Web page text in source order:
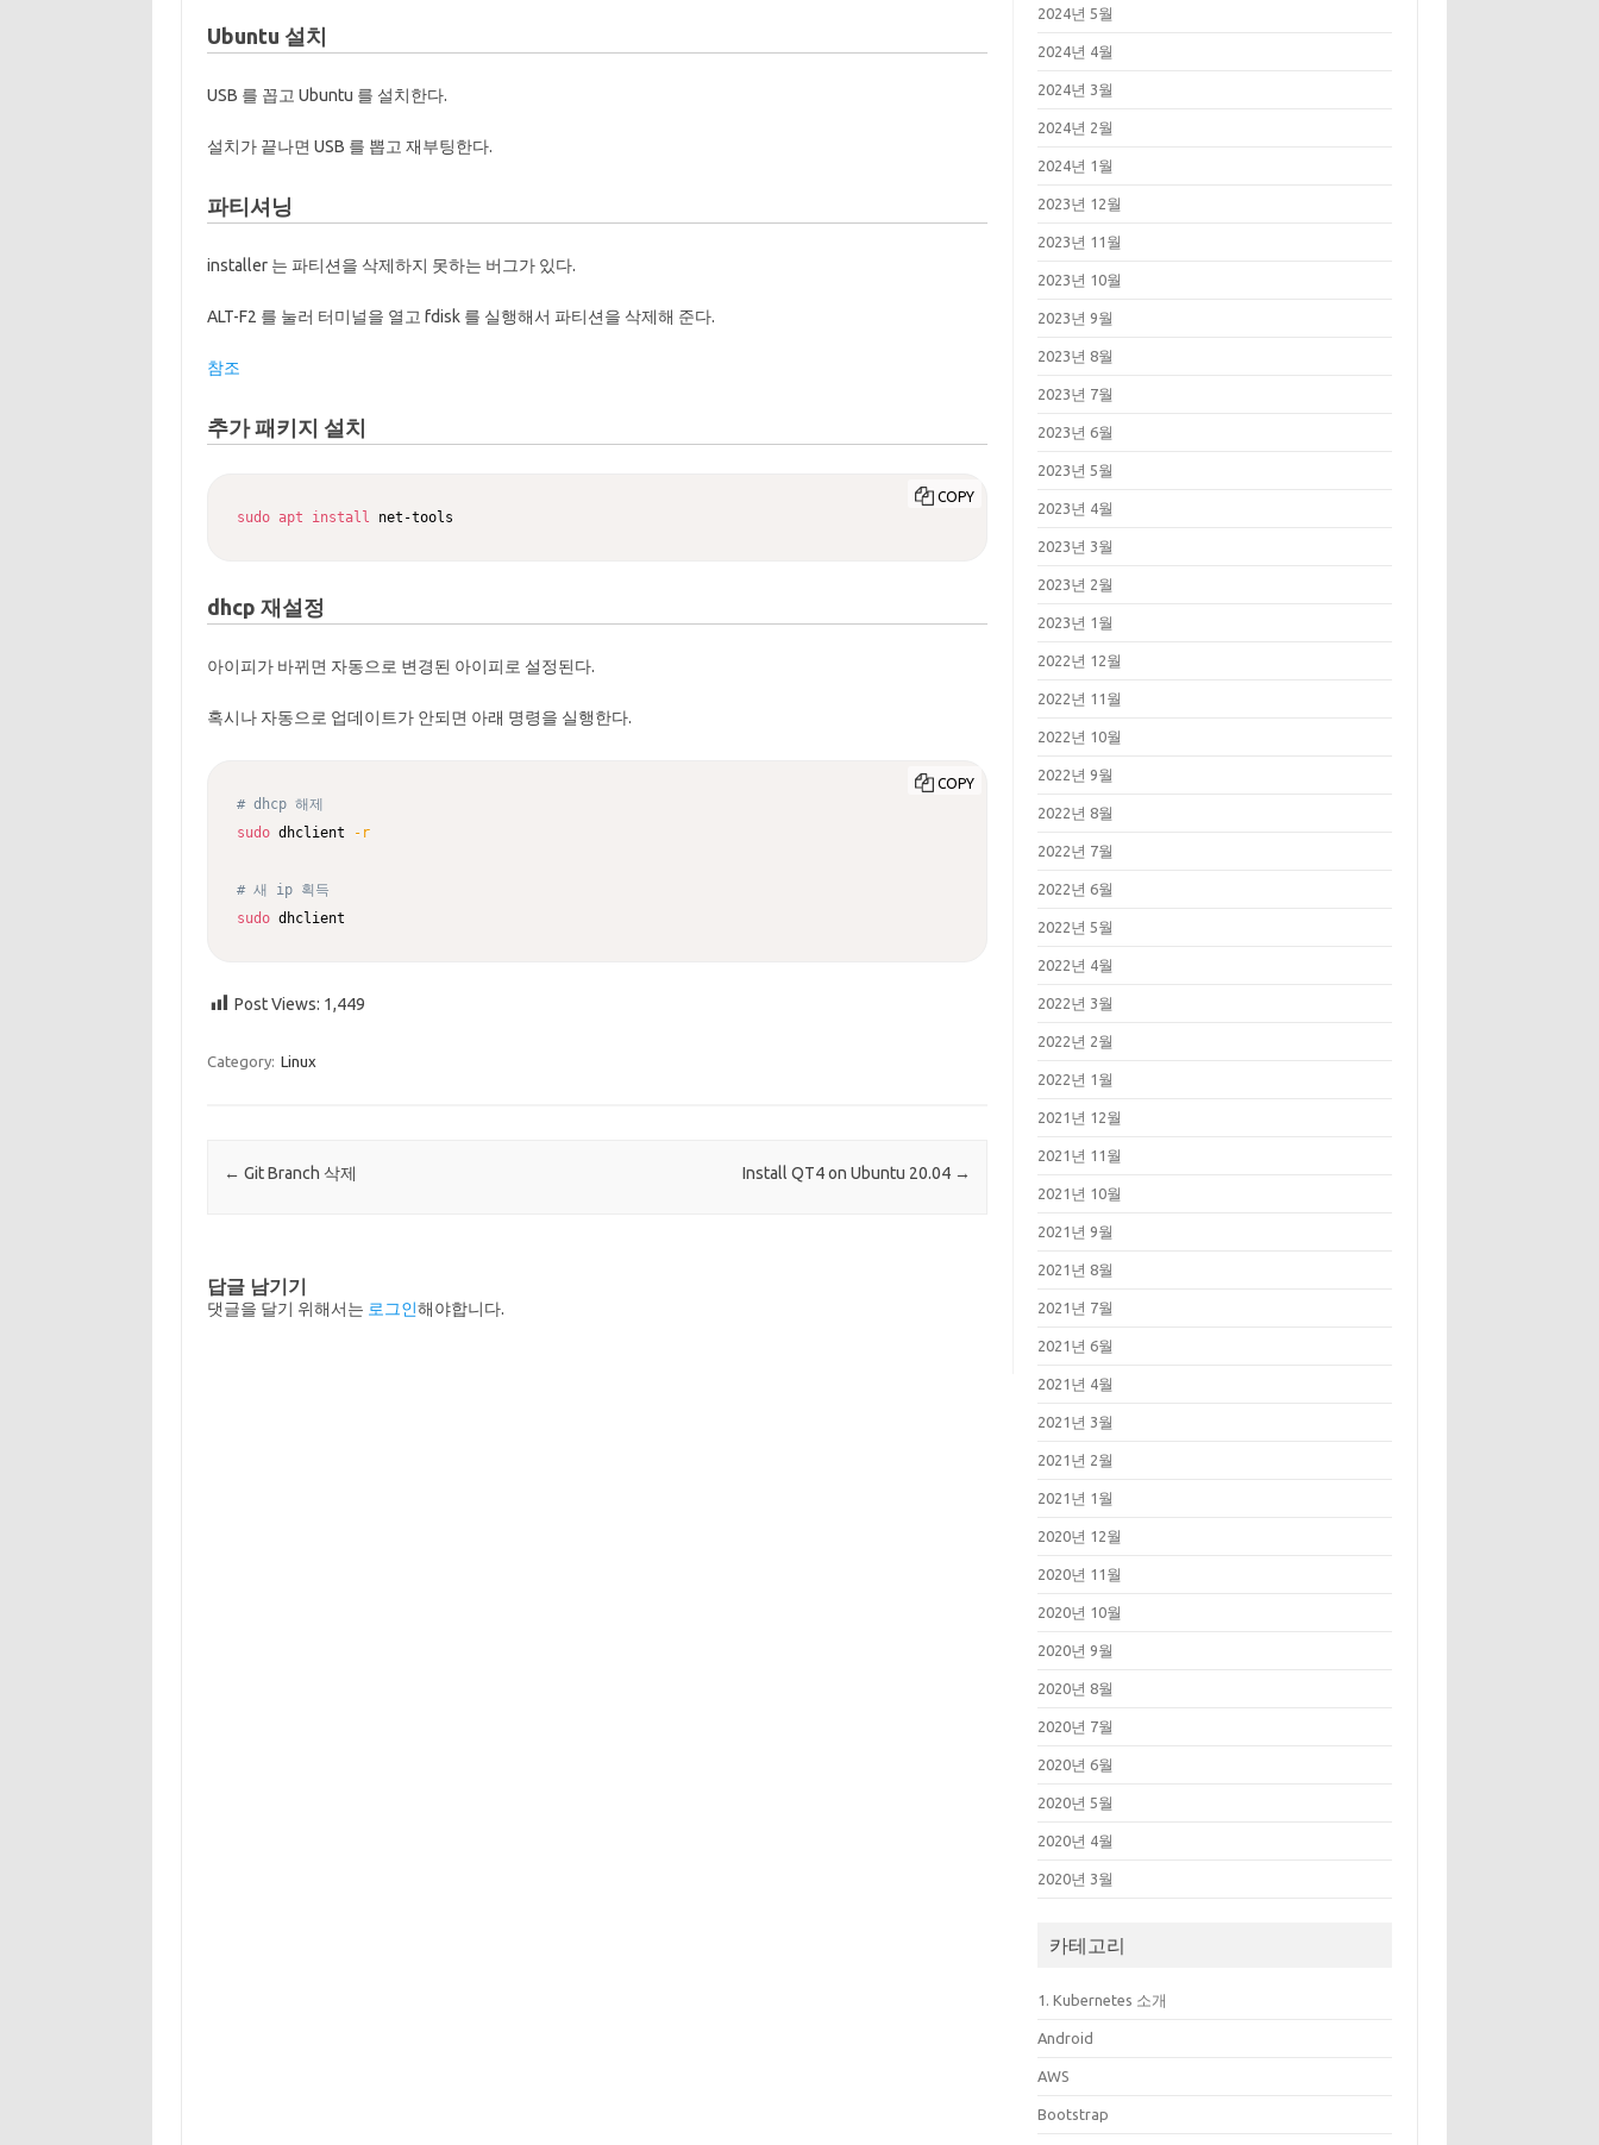
Ubuntu 설치
USB 를 꼽고 Ubuntu 를 설치한다.
설치가 끝나면 USB 를 뽑고 재부팅한다.
파티셔닝
installer 는 파티션을 삭제하지 못하는 버그가 있다.
ALT-F2 를 눌러 터미널을 열고 fdisk 를 실행해서 파티션을 삭제해 준다.
참조
추가 패키지 설치
sudo apt install net-tools
COPY
dhcp 재설정
아이피가 바뀌면 자동으로 변경된 아이피로 설정된다.
혹시나 자동으로 업데이트가 안되면 아래 명령을 실행한다.
# dhcp 해제
sudo dhclient -r
# 새 ip 획득
sudo dhclient
COPY
Post Views: 1,449
Category: Linux
Post navigation
← Git Branch 삭제 Install QT4 on Ubuntu 20.04 →
답글 남기기
댓글을 달기 위해서는 로그인해야합니다.
2024년 5월
2024년 4월
2024년 3월
2024년 2월
2024년 1월
2023년 12월
2023년 11월
2023년 10월
2023년 9월
2023년 8월
2023년 7월
2023년 6월
2023년 5월
2023년 4월
2023년 3월
2023년 2월
2023년 1월
2022년 12월
2022년 11월
2022년 10월
2022년 9월
2022년 8월
2022년 7월
2022년 6월
2022년 5월
2022년 4월
2022년 3월
2022년 2월
2022년 1월
2021년 12월
2021년 11월
2021년 10월
2021년 9월
2021년 8월
2021년 7월
2021년 6월
2021년 4월
2021년 3월
2021년 2월
2021년 1월
2020년 12월
2020년 11월
2020년 10월
2020년 9월
2020년 8월
2020년 7월
2020년 6월
2020년 5월
2020년 4월
2020년 3월
카테고리
1. Kubernetes 소개
Android
AWS
Bootstrap